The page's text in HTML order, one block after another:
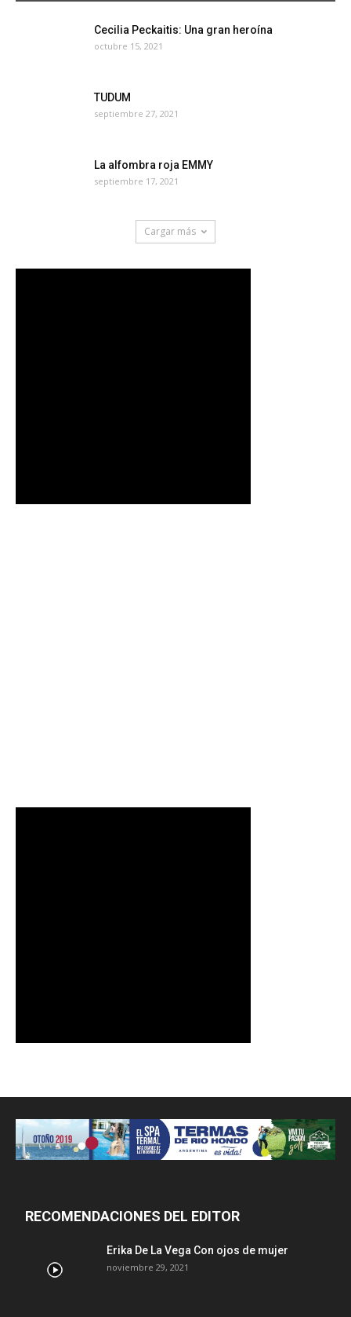
Cecilia Peckaitis: Una gran heroína
octubre 15, 2021
TUDUM
septiembre 27, 2021
La alfombra roja EMMY
septiembre 17, 2021
Cargar más
RECOMENDACIONES DEL EDITOR
Erika De La Vega Con ojos de mujer
noviembre 29, 2021